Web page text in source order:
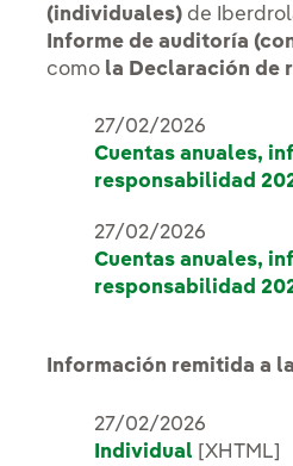
(individuales) de
Informe de auditoría
como la Declaración de
27/02/2026
Cuentas anuales,
responsabilidad
27/02/2026
Cuentas anuales,
responsabilidad
Información remitida a
27/02/2026
Individual [XHTML]